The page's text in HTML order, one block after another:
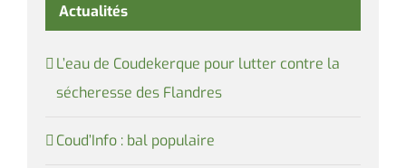
Actualités
L’eau de Coudekerque pour lutter contre la
sécheresse des Flandres
Coud’Info : bal populaire